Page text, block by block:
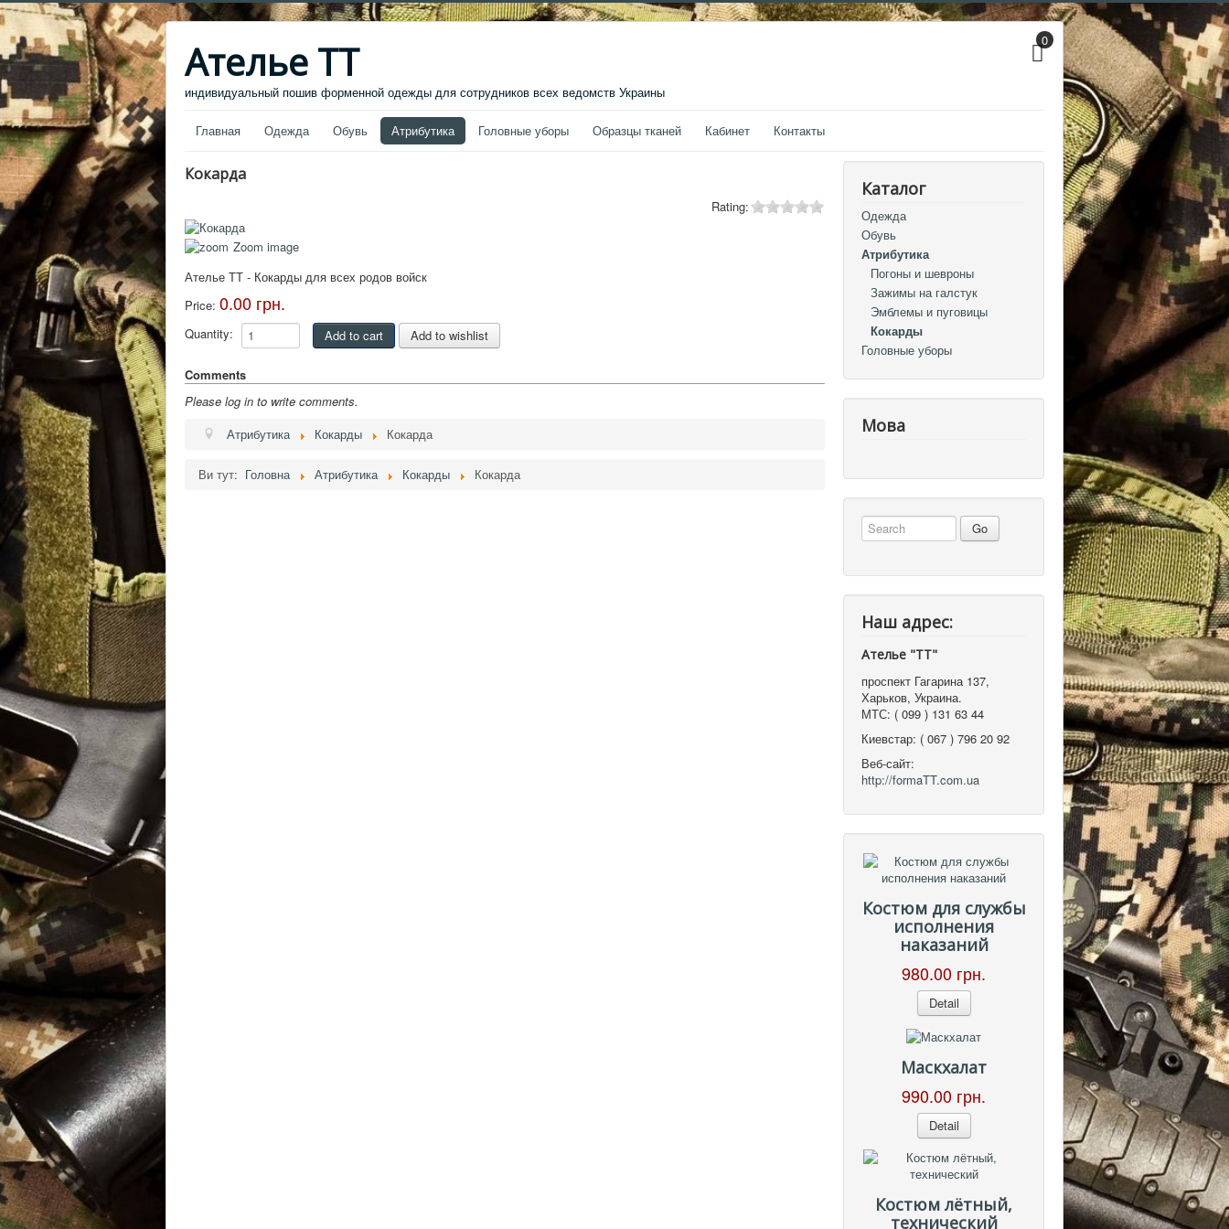
Ателье ТТ
индивидуальный пошив форменной одежды для сотрудников всех ведомств Украины
0
Главная Одежда Обувь Атрибутика Головные уборы Образцы тканей Кабинет Контакты
Кокарда
Rating:
Zoom image
Ателье ТТ - Кокарды для всех родов войск
Price: 0.00 грн.
Quantity:
Comments
Please log in to write comments.
Атрибутика
Кокарды Кокарда
Ви тут: Головна Атрибутика Кокарды Кокарда
Каталог
Одежда
Обувь
Атрибутика
Погоны и шевроны
Зажимы на галстук
Эмблемы и пуговицы
Кокарды
Головные уборы
Мова
Наш адрес:
Ателье "ТТ"
проспект Гагарина 137,
Харьков, Украина.
МТС: ( 099 ) 131 63 44
Киевстар: ( 067 ) 796 20 92
Веб-сайт:
http://formaTT.com.ua
Костюм для службы
исполнения
наказаний
980.00 грн.
Detail
Маскхалат
990.00 грн.
Detail
Костюм лётный,
технический